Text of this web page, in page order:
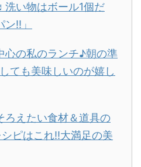
い物はボール1個だ
!!」
心の私のランチ♪朝の準
ても美味しいのが嬉し
ろえたい食材＆道具の
ピはこれ!!大満足の美